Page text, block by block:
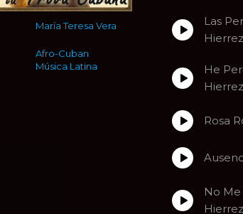
María Teresa Vera
Afro-Cuban
Música Latina
Las
He
Rosa
No Me